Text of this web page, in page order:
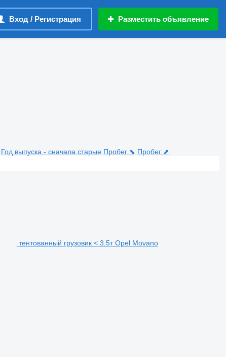
Вход / Регистрация Разместить объявление
Год выпуска - сначала старые Пробег ⬊ Пробег ⬈
тентованный грузовик < 3.5т Opel Movano